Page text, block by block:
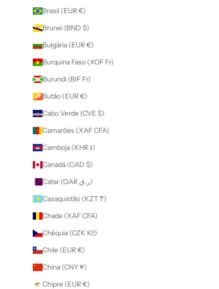
Brasil (EUR €)
Brunei (BND $)
Bulgária (EUR €)
Burquina Faso (XOF Fr)
Burundi (BIF Fr)
Butão (EUR €)
Cabo Verde (CVE $)
Camarões (XAF CFA)
Camboja (KHR ៛)
Canadá (CAD $)
Catar (QAR ر.ق)
Cazaquistão (KZT ₸)
Chade (XAF CFA)
Chéquia (CZK Kč)
Chile (EUR €)
China (CNY ¥)
Chipre (EUR €)